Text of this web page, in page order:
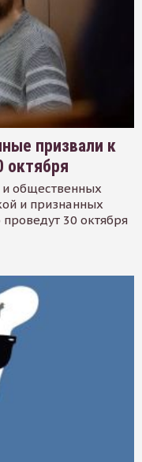
призвали к
октября
и общественных
и признанных
30 октября